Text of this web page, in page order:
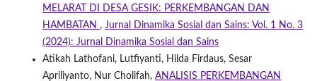
MELARAT DI DESA GESIK: PERKEMBANGAN DAN
HAMBATAN , Jurnal Dinamika Sosial dan Sains: Vol. 1 No. 3
(2024): Jurnal Dinamika Sosial dan Sains
Atikah Lathofani, Lutfiyanti, Hilda Firdaus, Sesar
Apriliyanto, Nur Cholifah, ANALISIS PERKEMBANGAN